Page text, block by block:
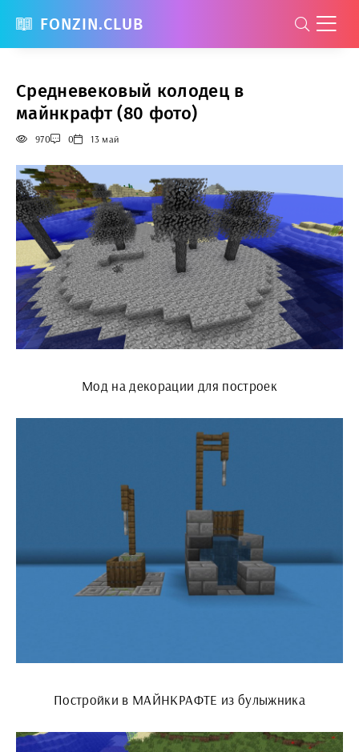
FONZIN.CLUB
Средневековый колодец в
майнкрафт (80 фото)
970 0 13 май
Мод на декорации для построек
Постройки в МАЙНКРАФТЕ из булыжника